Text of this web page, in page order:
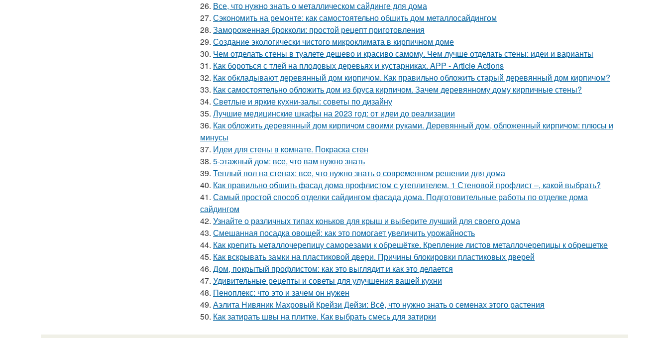
26. Все, что нужно знать о металлическом сайдинге для дома
27. Сэкономить на ремонте: как самостоятельно обшить дом металлосайдингом
28. Замороженная брокколи: простой рецепт приготовления
29. Создание экологически чистого микроклимата в кирпичном доме
30. Чем отделать стены в туалете дешево и красиво самому. Чем лучше отделать стены: идеи и варианты
31. Как бороться с тлей на плодовых деревьях и кустарниках. APP - Article Actions
32. Как обкладывают деревянный дом кирпичом. Как правильно обложить старый деревянный дом кирпичом?
33. Как самостоятельно обложить дом из бруса кирпичом. Зачем деревянному дому кирпичные стены?
34. Светлые и яркие кухни-залы: советы по дизайну
35. Лучшие медицинские шкафы на 2023 год: от идеи до реализации
36. Как обложить деревянный дом кирпичом своими руками. Деревянный дом, обложенный кирпичом: плюсы и
минусы
37. Идеи для стены в комнате. Покраска стен
38. 5-этажный дом: все, что вам нужно знать
39. Теплый пол на стенах: все, что нужно знать о современном решении для дома
40. Как правильно обшить фасад дома профлистом с утеплителем. 1 Стеновой профлист –, какой выбрать?
41. Самый простой способ отделки сайдингом фасада дома. Подготовительные работы по отделке дома
сайдингом
42. Узнайте о различных типах коньков для крыш и выберите лучший для своего дома
43. Смешанная посадка овощей: как это помогает увеличить урожайность
44. Как крепить металлочерепицу саморезами к обрешётке. Крепление листов металлочерепицы к обрешетке
45. Как вскрывать замки на пластиковой двери. Причины блокировки пластиковых дверей
46. Дом, покрытый профлистом: как это выглядит и как это делается
47. Удивительные рецепты и советы для улучшения вашей кухни
48. Пеноплекс: что это и зачем он нужен
49. Аэлита Нивяник Махровый Крейзи Дейзи: Всё, что нужно знать о семенах этого растения
50. Как затирать швы на плитке. Как выбрать смесь для затирки